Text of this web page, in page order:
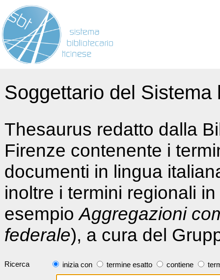
Soggettario del
Thesaurus redatto dalla
Firenze contenente i
documenti in lingua
inoltre i termini regionali
esempioAggregazioni
federale), a cura del
Ricerca inizia con termine esatto contiene